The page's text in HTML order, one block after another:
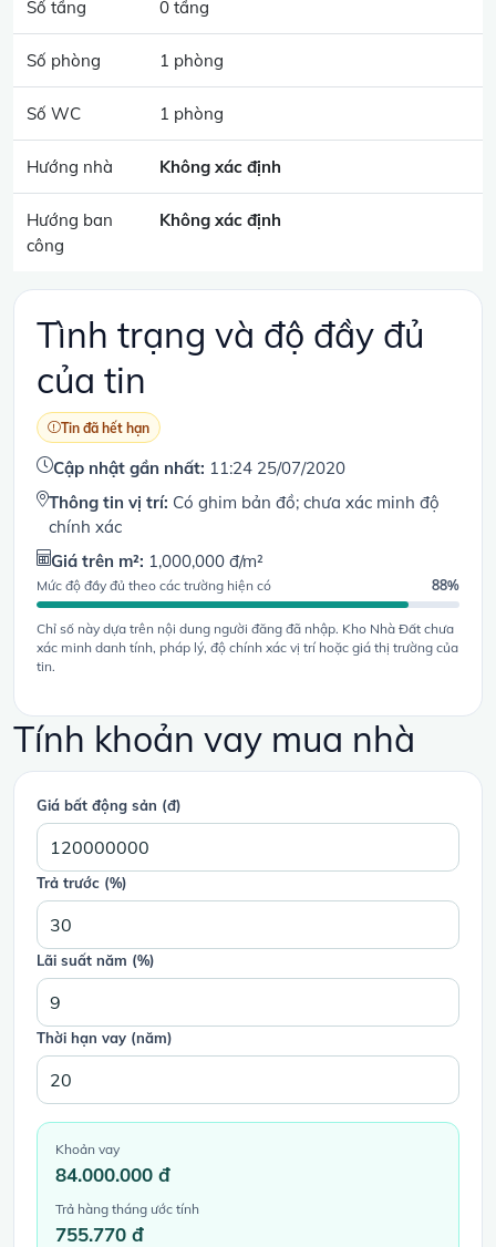
Số tầng 0 tầng
Số phòng 1 phòng
Số WC 1 phòng
Hướng nhà Không xác định
Hướng ban
công
Không xác định
Tình trạng và độ đầy đủ
của tin
Tin đã hết hạn
Cập nhật gần nhất: 11:24 25/07/2020
Thông tin vị trí: Có ghim bản đồ; chưa xác minh độ
chính xác
Giá trên m²: 1,000,000 đ/m²
Mức độ đầy đủ theo các trường hiện có 88%
Chỉ số này dựa trên nội dung người đăng đã nhập. Kho Nhà Đất chưa
xác minh danh tính, pháp lý, độ chính xác vị trí hoặc giá thị trường của
tin.
Tính khoản vay mua nhà
Giá bất động sản (đ)
Trả trước (%)
Lãi suất năm (%)
Thời hạn vay (năm)
Khoản vay
84.000.000 đ
Trả hàng tháng ước tính
755.770 đ